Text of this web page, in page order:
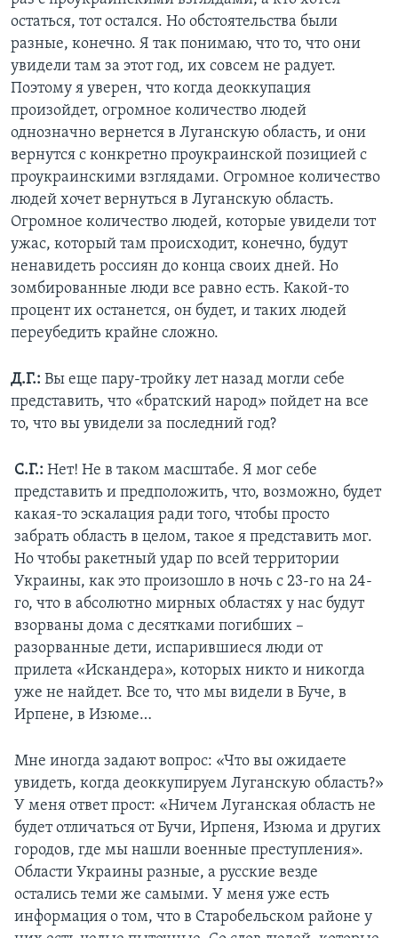
остаться, тот остался. Но обстоятельства были
разные, конечно. Я так понимаю, что то, что они
увидели там за этот год, их совсем не радует.
Поэтому я уверен, что когда деоккупация
произойдет, огромное количество людей
однозначно вернется в Луганскую область, и они
вернутся с конкретно проукраинской позицией с
проукраинскими взглядами. Огромное количество
людей хочет вернуться в Луганскую область.
Огромное количество людей, которые увидели тот
ужас, который там происходит, конечно, будут
ненавидеть россиян до конца своих дней. Но
зомбированные люди все равно есть. Какой-то
процент их останется, он будет, и таких людей
переубедить крайне сложно.
Д.Г.: Вы еще пару-тройку лет назад могли себе
представить, что «братский народ» пойдет на все
то, что вы увидели за последний год?
С.Г.: Нет! Не в таком масштабе. Я мог себе
представить и предположить, что, возможно, будет
какая-то эскалация ради того, чтобы просто
забрать область в целом, такое я представить мог.
Но чтобы ракетный удар по всей территории
Украины, как это произошло в ночь с 23-го на 24-
го, что в абсолютно мирных областях у нас будут
взорваны дома с десятками погибших –
разорванные дети, испарившиеся люди от
прилета «Искандера», которых никто и никогда
уже не найдет. Все то, что мы видели в Буче, в
Ирпене, в Изюме…
Мне иногда задают вопрос: «Что вы ожидаете
увидеть, когда деоккупируем Луганскую область?»
У меня ответ прост: «Ничем Луганская область не
будет отличаться от Бучи, Ирпеня, Изюма и других
городов, где мы нашли военные преступления».
Области Украины разные, а русские везде
остались теми же самыми. У меня уже есть
информация о том, что в Старобельском районе у